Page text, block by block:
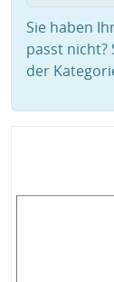
Sie haben
passt nicht?
der